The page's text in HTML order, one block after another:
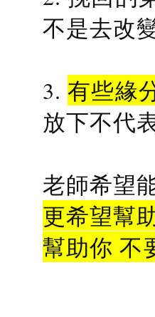
不是去改
3.有些緣
放下不代
老師希望
更希望幫
幫助你 不